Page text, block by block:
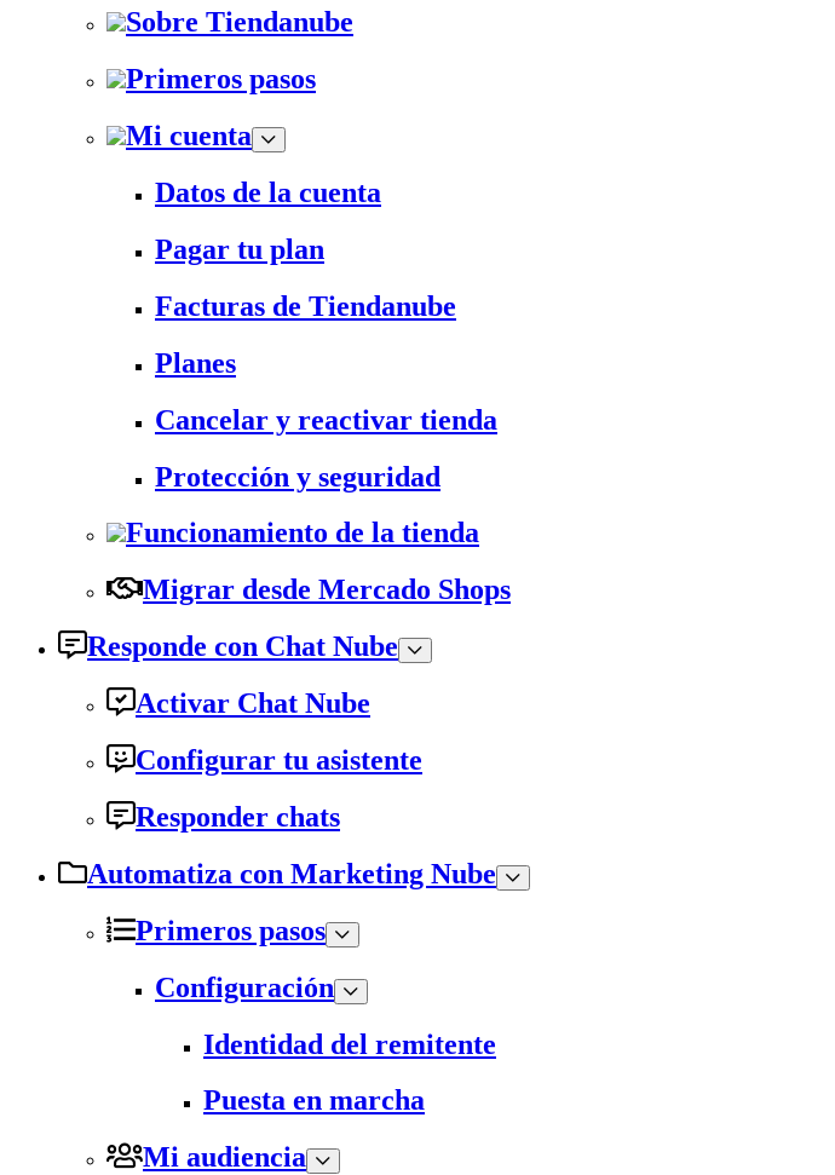
Sobre Tiendanube
Primeros pasos
Mi cuenta
Datos de la cuenta
Pagar tu plan
Facturas de Tiendanube
Planes
Cancelar y reactivar tienda
Protección y seguridad
Funcionamiento de la tienda
Migrar desde Mercado Shops
Responde con Chat Nube
Activar Chat Nube
Configurar tu asistente
Responder chats
Automatiza con Marketing Nube
Primeros pasos
Configuración
Identidad del remitente
Puesta en marcha
Mi audiencia